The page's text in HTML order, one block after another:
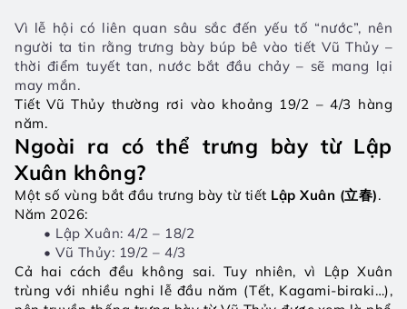
Vì lễ hội có liên quan sâu sắc đến yếu tố “nước”, nên
người ta tin rằng trưng bày búp bê vào tiết Vũ Thủy –
thời điểm tuyết tan, nước bắt đầu chảy – sẽ mang lại
may mắn.
Tiết Vũ Thủy thường rơi vào khoảng 19/2 – 4/3 hàng
năm.
Ngoài ra có thể trưng bày từ Lập
Xuân không?
Một số vùng bắt đầu trưng bày từ tiết Lập Xuân (立春).
Năm 2026:
Lập Xuân: 4/2 – 18/2
Vũ Thủy: 19/2 – 4/3
Cả hai cách đều không sai. Tuy nhiên, vì Lập Xuân
trùng với nhiều nghi lễ đầu năm (Tết, Kagami-biraki…),